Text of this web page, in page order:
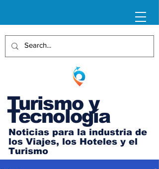
Turismo y
Tecnología
Noticias para la industria de
los Viajes, los Hoteles y el
Turismo